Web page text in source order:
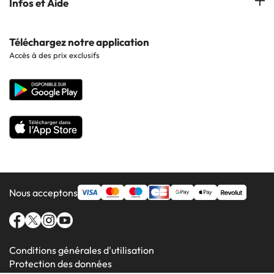
Hôtels à Cala d'Or
Hôtels à Lluchmajor
Hôtels en Séville
Hôtels en Grenade
Contactez-nous
Site corporate
Téléchargez notre application
Accès à des prix exclusifs
Nous acceptons
Conditions générales d'utilisation
Protection des données